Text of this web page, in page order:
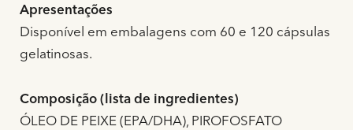
Apresentações
Disponível em embalagens com 60 e 120 cápsulas
gelatinosas.
Composição (lista de ingredientes)
ÓLEO DE PEIXE (EPA/DHA), PIROFOSFATO